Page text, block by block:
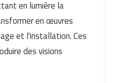
en lumière la
en œuvres
et l'installation. Ces
des visions